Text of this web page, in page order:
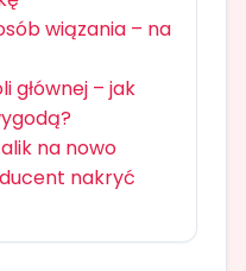
wiązania – na
głównej – jak
na nowo
nakryć